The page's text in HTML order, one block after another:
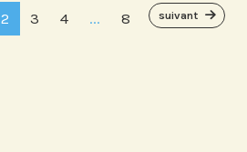
2 3 4 ... 8 suivant